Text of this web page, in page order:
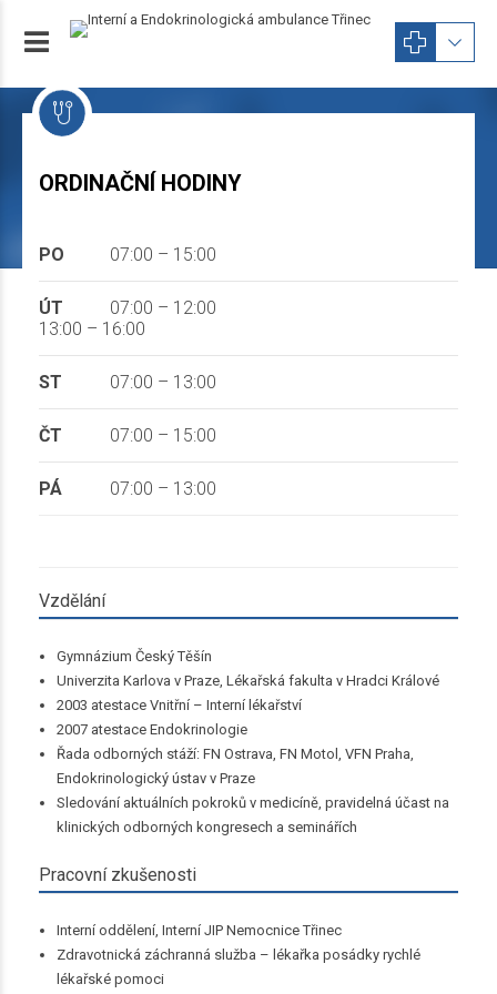
MUDr. Šárka Martynková
ORDINAČNÍ HODINY
PO 07:00 – 15:00
ÚT
07:00 – 12:00
13:00 – 16:00
ST 07:00 – 13:00
ČT 07:00 – 15:00
PÁ 07:00 – 13:00
Vzdělání
Gymnázium Český Těšín
Univerzita Karlova v Praze, Lékařská fakulta v Hradci Králové
2003 atestace Vnitřní – Interní lékařství
2007 atestace Endokrinologie
Řada odborných stáží: FN Ostrava, FN Motol, VFN Praha,
Endokrinologický ústav v Praze
Sledování aktuálních pokroků v medicíně, pravidelná účast na
klinických odborných kongresech a seminářích
Pracovní zkušenosti
Interní oddělení, Interní JIP Nemocnice Třinec
Zdravotnická záchranná služba – lékařka posádky rychlé
lékařské pomoci